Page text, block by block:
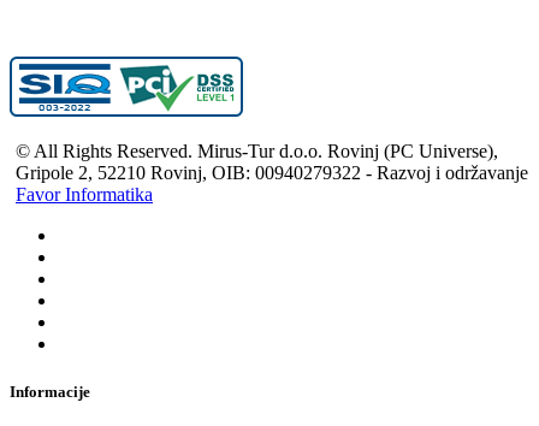
© All Rights Reserved. Mirus-Tur d.o.o. Rovinj (PC Universe),
Gripole 2, 52210 Rovinj, OIB: 00940279322 - Razvoj i održavanje
Favor Informatika
Informacije